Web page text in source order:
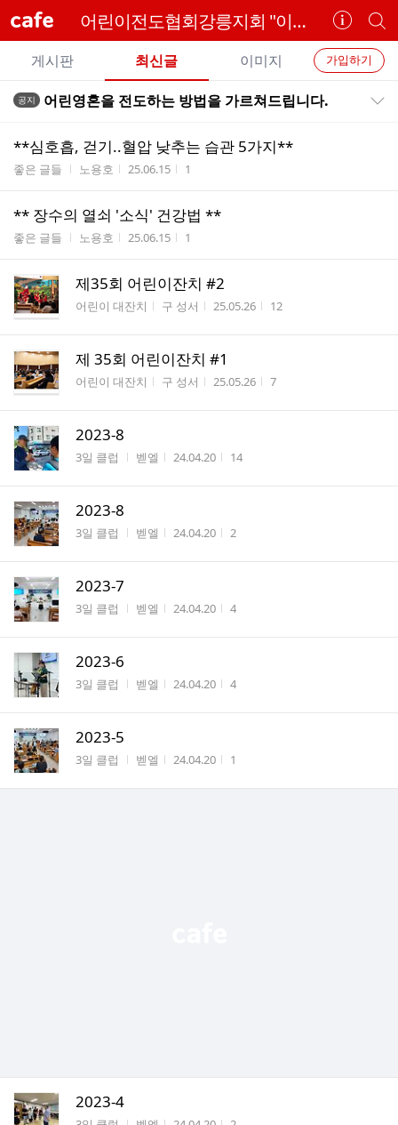
cafe 어린이전도협회강릉지회 "이땅의 어린이를 주님께로~~ "
카
페
정
보
개
별
카
페
검
카
페
메
뉴
가입하기
게시판 최신글 이미지
전
글
트
공지 어린영혼을 전도하는 방법을 가르쳐드립니다.
**심호흡, 걷기..혈압 낮추는 습관 5가지**
게시판명
좋은 글들 작성자
노용호 작성시간
25.06.15 조회수
1
** 장수의 열쇠 '소식' 건강법 **
게시판명
좋은 글들 작성자
노용호 작성시간
25.06.15 조회수
1
제35회 어린이잔치 #2
게시판명
어린이 대잔치 작성자
구 성서 작성시간
25.05.26 조회수
12
제 35회 어린이잔치 #1
게시판명
어린이 대잔치 작성자
구 성서 작성시간
25.05.26 조회수
7
2023-8
게시판명
3일 클럽 작성자
벧엘 작성시간
24.04.20 조회수
14
2023-8
게시판명
3일 클럽 작성자
벧엘 작성시간
24.04.20 조회수
2
2023-7
게시판명
3일 클럽 작성자
벧엘 작성시간
24.04.20 조회수
4
2023-6
게시판명
3일 클럽 작성자
벧엘 작성시간
24.04.20 조회수
4
2023-5
게시판명
3일 클럽 작성자
벧엘 작성시간
24.04.20 조회수
1
2023-4